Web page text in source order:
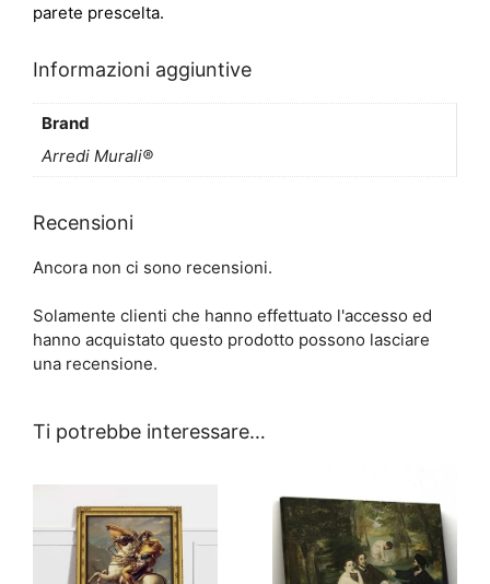
parete prescelta.
Informazioni aggiuntive
Brand
Arredi Murali®
Recensioni
Ancora non ci sono recensioni.
Solamente clienti che hanno effettuato l'accesso ed
hanno acquistato questo prodotto possono lasciare
una recensione.
Ti potrebbe interessare…